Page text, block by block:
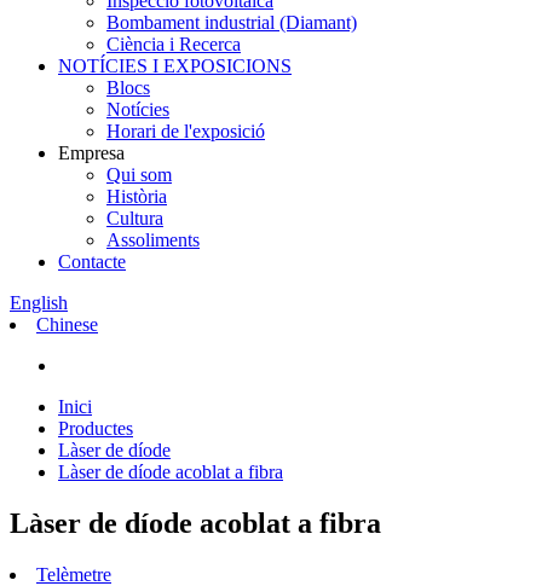
Bombament industrial (Diamant)
Ciència i Recerca
NOTÍCIES I EXPOSICIONS
Blocs
Notícies
Horari de l'exposició
Empresa
Qui som
Història
Cultura
Assoliments
Contacte
English
Chinese
Inici
Productes
Làser de díode
Làser de díode acoblat a fibra
Làser de díode acoblat a fibra
Telèmetre